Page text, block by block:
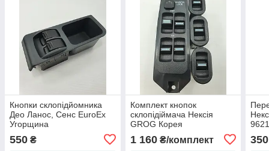
Кнопки склопідйомника
Део Ланос, Сенс EuroEx
Угорщина
550 ₴
Комплект кнопок
склопідіймача Нексія
GROG Корея
1 160₴/комплект 350